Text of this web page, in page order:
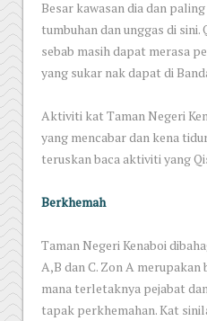
Besar kawasan dia dan
tumbuhan dan unggas di
sebab masih dapat merasa
yang sukar nak dapat di
Aktiviti kat Taman Negeri
yang mencabar dan kena
teruskan baca aktiviti yang
Berkhemah
Taman Negeri Kenaboi
A,B dan C. Zon A
mana terletaknya pejabat
tapak perkhemahan. Kat